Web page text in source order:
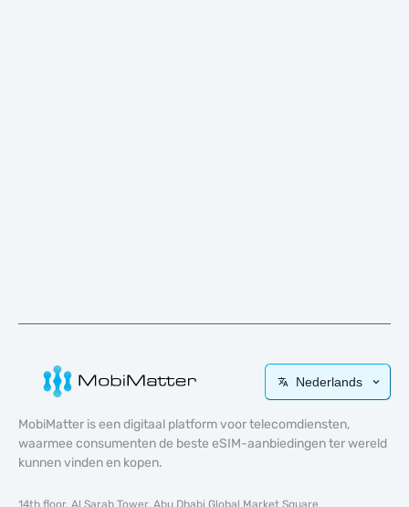
Nederlands
MobiMatter is een digitaal platform voor telecomdiensten,
waarmee consumenten de beste eSIM-aanbiedingen ter wereld
kunnen vinden en kopen.
14th floor, Al Sarab Tower, Abu Dhabi Global Market Square,